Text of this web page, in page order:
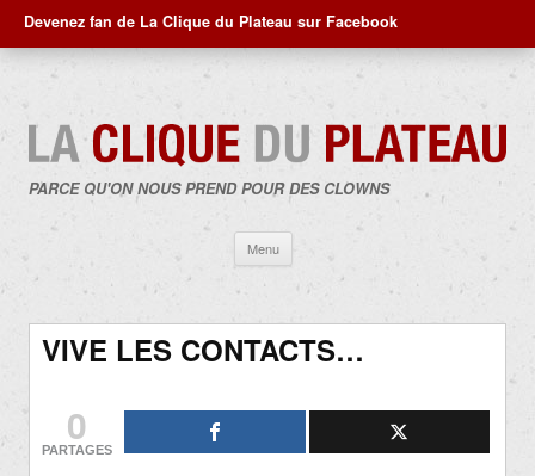
Devenez fan de La Clique du Plateau sur Facebook
PARCE QU'ON NOUS PREND POUR DES CLOWNS
Menu
contenu
VIVE LES CONTACTS…
0
PARTAGES